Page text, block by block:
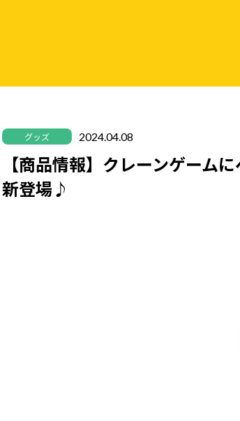
グッズ 2024.04.08
【商品情報】クレーンゲーム
新登場♪